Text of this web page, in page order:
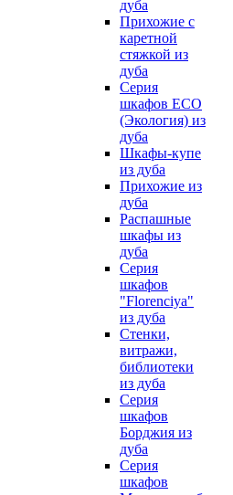
дуба
Прихожие с
каретной
стяжкой из
дуба
Серия
шкафов ECO
(Экология) из
дуба
Шкафы-купе
из дуба
Прихожие из
дуба
Распашные
шкафы из
дуба
Серия
шкафов
"Florenciya"
из дуба
Стенки,
витражи,
библиотеки
из дуба
Серия
шкафов
Борджия из
дуба
Серия
шкафов